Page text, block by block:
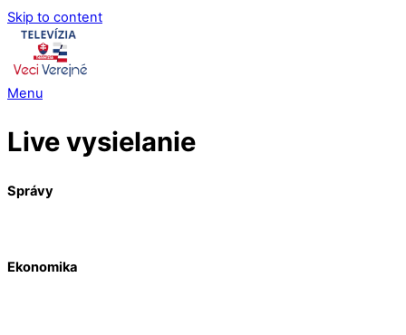
Skip to content
Menu
Live vysielanie
Správy
Ekonomika